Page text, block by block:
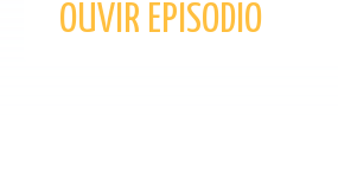
OUVIR EPISÓDIO